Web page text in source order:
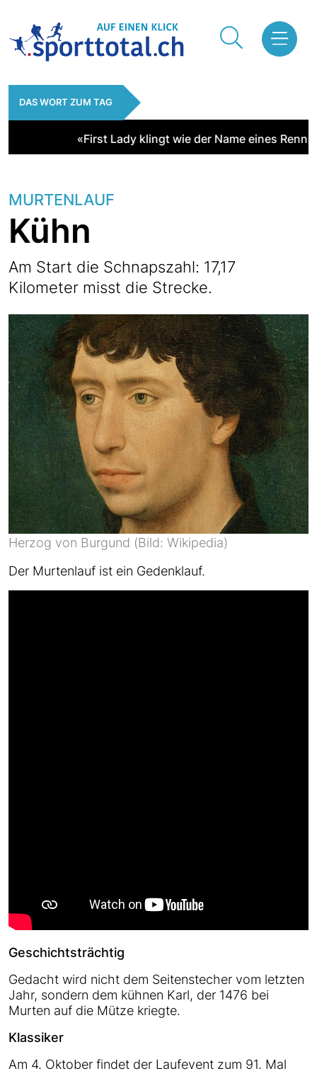
DAS WORT ZUM TAG
«First Lady klingt wie der Name eines
MURTENLAUF
Kühn
Am Start die Schnapszahl: 17,17
Kilometer misst die Strecke.
Herzog von Burgund (Bild: Wikipedia)
Der Murtenlauf ist ein Gedenklauf.
Geschichtsträchtig
Gedacht wird nicht dem Seitenstecher vom letzten
Jahr, sondern dem kühnen Karl, der 1476 bei
Murten auf die Mütze kriegte.
Klassiker
Am 4. Oktober findet der Laufevent zum 91. Mal